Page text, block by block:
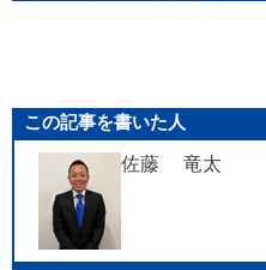
この記事を書いた人
佐藤 竜太